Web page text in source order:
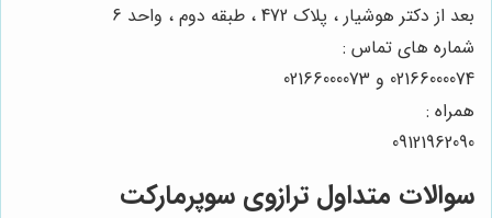
بعد از دکتر هوشیار ، پلاک 472 ، طبقه دوم ، واحد 6
شماره های تماس :
02166000074 و 02166000073
همراه :
09121962090
سوالات متداول ترازوی سوپرمارکت